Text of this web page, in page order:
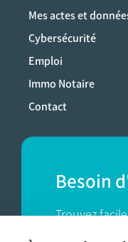
Mes actes et
Cybersécurité
Emploi
Immo Notaire
Contact
Besoin
Trouvez
près de chez